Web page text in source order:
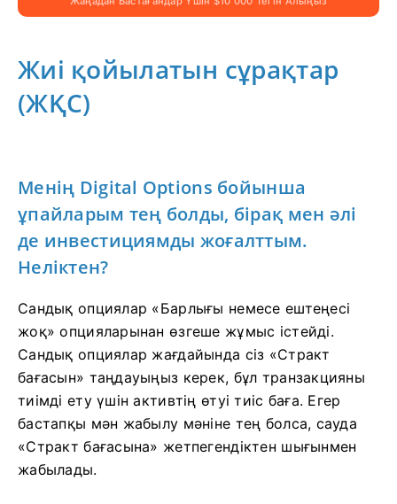
Жиі қойылатын сұрақтар
(ЖҚС)
Менің Digital Options бойынша
ұпайларым тең болды, бірақ мен әлі
де инвестициямды жоғалттым.
Неліктен?
Сандық опциялар «Барлығы немесе ештеңесі
жоқ» опцияларынан өзгеше жұмыс істейді.
Сандық опциялар жағдайында сіз «Стракт
бағасын» таңдауыңыз керек, бұл транзакцияны
тиімді ету үшін активтің өтуі тиіс баға. Егер
бастапқы мән жабылу мәніне тең болса, сауда
«Стракт бағасына» жетпегендіктен шығынмен
жабылады.